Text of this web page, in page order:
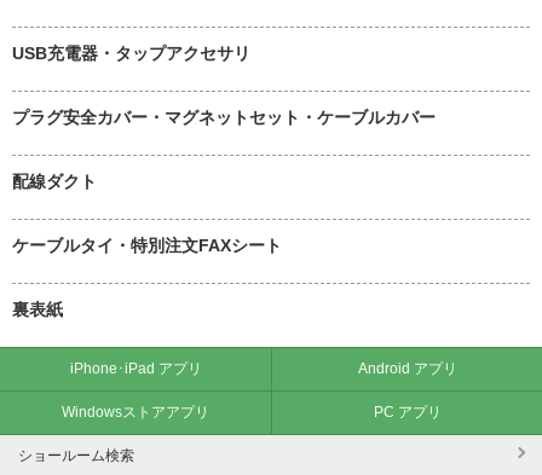
USB充電器・タップアクセサリ
プラグ安全カバー・マグネットセット・ケーブルカバー
配線ダクト
ケーブルタイ・特別注文FAXシート
裏表紙
iPhone･iPad アプリ Android アプリ
Windowsストアアプリ PC アプリ
ショールーム検索